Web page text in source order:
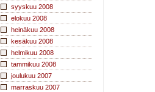
syyskuu 2008
elokuu 2008
heinäkuu 2008
kesäkuu 2008
helmikuu 2008
tammikuu 2008
joulukuu 2007
marraskuu 2007